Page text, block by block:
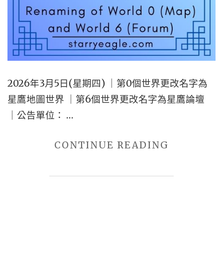
2026年3月5日(星期四) ｜第0個世界更改名字為
星鷹地圖世界 ｜第6個世界更改名字為星鷹論壇
｜公告單位： …
CONTINUE READING
3